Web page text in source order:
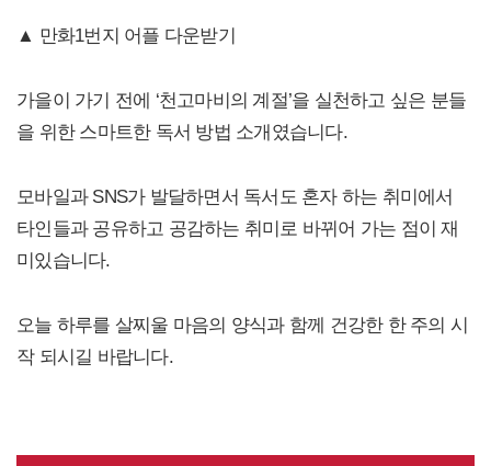
▲ 만화1번지 어플 다운받기
가을이 가기 전에 ‘천고마비의 계절’을 실천하고 싶은 분들
을 위한 스마트한 독서 방법 소개였습니다.
모바일과 SNS가 발달하면서 독서도 혼자 하는 취미에서
타인들과 공유하고 공감하는 취미로 바뀌어 가는 점이 재
미있습니다.
오늘 하루를 살찌울 마음의 양식과 함께 건강한 한 주의 시
작 되시길 바랍니다.